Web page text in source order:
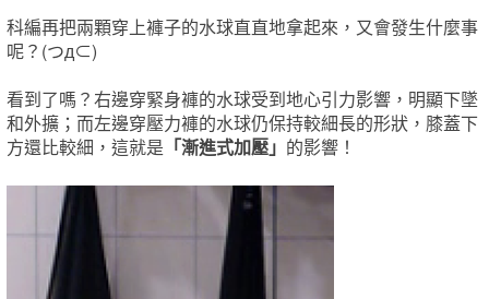
​科編再把兩顆穿上褲子的水球直直地拿起來，又會發生什麼事
呢？(つд⊂)
看到了嗎？右邊穿緊身褲的水球受到地心引力影響，明顯下墜
和外擴；而左邊穿壓力褲的水球仍保持較細長的形狀，膝蓋下
方還比較細，這就是 「漸進式加壓」 的影響！